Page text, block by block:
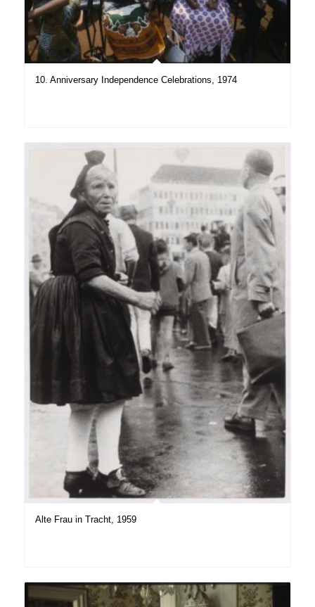
10. Anniversary Independence Celebrations, 1974
Alte Frau in Tracht, 1959